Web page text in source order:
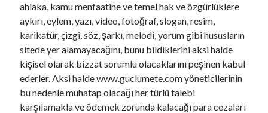
ahlaka, kamu menfaatine ve temel hak ve özgürlüklere
aykırı, eylem, yazı, video, fotoğraf, slogan, resim,
karikatür, çizgi, söz, şarkı, melodi, yorum gibi hususların
sitede yer alamayacağını, bunu bildiklerini aksi halde
kişisel olarak bizzat sorumlu olacaklarını peşinen kabul
ederler. Aksi halde www.guclumete.com yöneticilerinin
bu nedenle muhatap olacağı her türlü talebi
karşılamakla ve ödemek zorunda kalacağı para cezaları